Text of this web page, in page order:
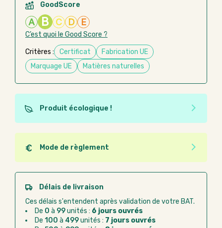
GoodScore
A B C D E
C’est quoi le Good Score ?
Critères : Certificat
Fabrication UE
Marquage UE
Matières naturelles
Produit écologique !
Ce produit est éco-conçu, il a été fabriqué à partir de
matériaux recyclés ou recyclables. Ces produits
peuvent plus facilement obtenir une seconde vie
après utilisation. L'origine de fabrication du produit
n'entre pas dans les critères d'éco-conception.
Mode de règlement
Quel que soit le mode de règlement, vous pouvez
passer commande en ligne sur Good Act.
Paiement CB :paiement sécurisé par carte
Virement bancaire :règlement sur facture
après la commande
Délais de livraison
Ces délais s'entendent après validation de votre BAT.
De 0 à 99unités : 6 jours ouvrés
De 100 à 499unités : 7 jours ouvrés